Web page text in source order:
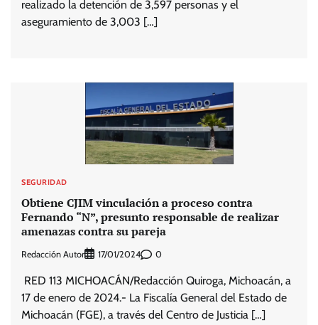
realizado la detención de 3,597 personas y el
aseguramiento de 3,003 […]
SEGURIDAD
Obtiene CJIM vinculación a proceso contra
Fernando “N”, presunto responsable de realizar
amenazas contra su pareja
Redacción Autor 17/01/2024 0
RED 113 MICHOACÁN/Redacción Quiroga, Michoacán, a
17 de enero de 2024.- La Fiscalía General del Estado de
Michoacán (FGE), a través del Centro de Justicia […]